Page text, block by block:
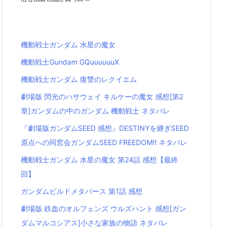
機動戦士ガンダム 水星の魔女
機動戦士Gundam GQuuuuuuX
機動戦士ガンダム 復讐のレクイエム
劇場版 閃光のハサウェイ キルケーの魔女 感想[第2
章]ガンダムの中のガンダム 機動戦士 ネタバレ
『劇場版ガンダムSEED 感想』DESTINYを継ぎSEED
原点への同窓会ガンダムSEED FREEDOM!! ネタバレ
機動戦士ガンダム 水星の魔女 第24話 感想【最終
回】
ガンダムビルドメタバース 第1話 感想
劇場版 鉄血のオルフェンズ ウルズハント 感想[ガン
ダムマルコシアス]小さな家族の物語 ネタバレ